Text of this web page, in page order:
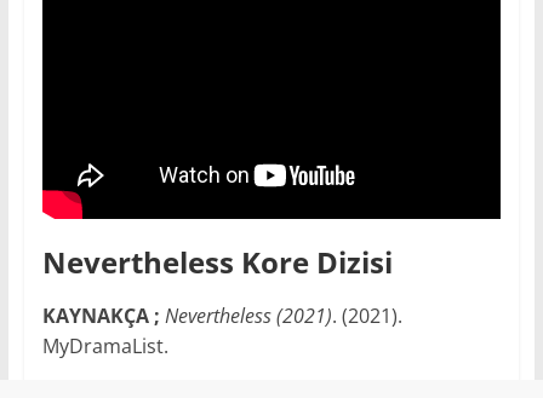
Nevertheless Kore Dizisi
KAYNAKÇA ; Nevertheless (2021). (2021).
MyDramaList.